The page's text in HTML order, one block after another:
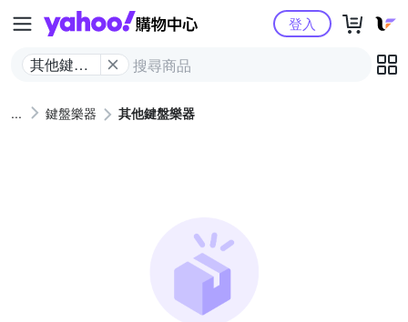
Yahoo購物中心
其他鍵盤
登入
鍵盤樂器 其他鍵盤樂器